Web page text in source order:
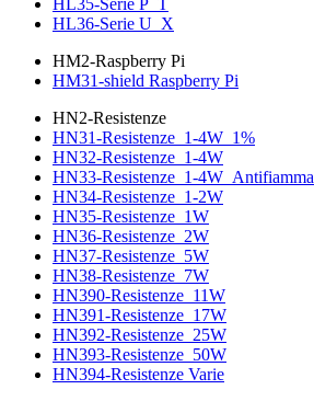
HL35-Serie P_T
HL36-Serie U_X
HM2-Raspberry Pi
HM31-shield Raspberry Pi
HN2-Resistenze
HN31-Resistenze_1-4W_1%
HN32-Resistenze_1-4W
HN33-Resistenze_1-4W_Antifiamma
HN34-Resistenze_1-2W
HN35-Resistenze_1W
HN36-Resistenze_2W
HN37-Resistenze_5W
HN38-Resistenze_7W
HN390-Resistenze_11W
HN391-Resistenze_17W
HN392-Resistenze_25W
HN393-Resistenze_50W
HN394-Resistenze Varie